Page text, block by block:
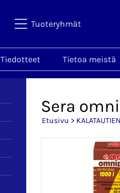
Tuoteryhmät
Tiedotteet Tietoa meistä
Sera
Etusivu >